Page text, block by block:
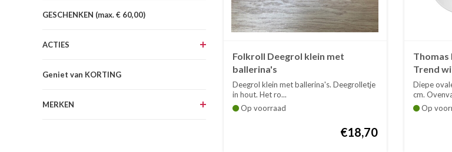
GESCHENKEN (max. € 60,00)
ACTIES
Geniet van KORTING
MERKEN
Folkroll Deegrol klein met
ballerina's
Deegrol klein met ballerina's. Deegrolletje
in hout. Het ro...
Op voorraad
€18,70
Thomas
Trend
Diepe
cm.
Op